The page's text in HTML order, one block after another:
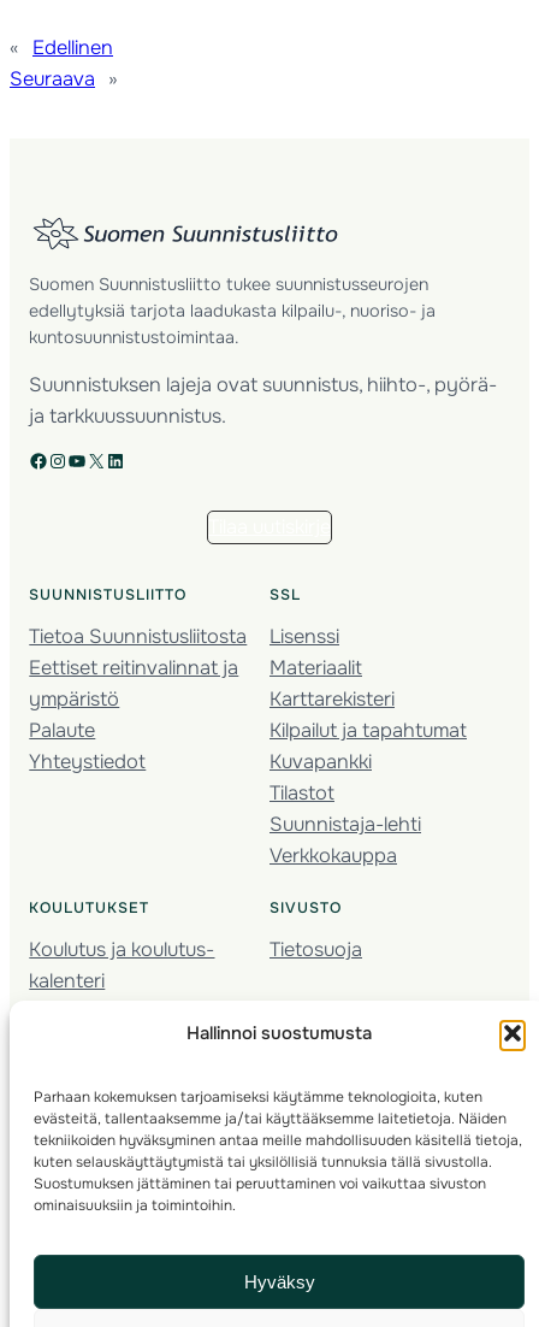
Hallinnoi suostumusta
Parhaan kokemuksen tarjoamiseksi käytämme teknologioita, kuten
evästeitä, tallentaaksemme ja/tai käyttääksemme laitetietoja. Näiden
tekniikoiden hyväksyminen antaa meille mahdollisuuden käsitellä tietoja,
kuten selauskäyttäytymistä tai yksilöllisiä tunnuksia tällä sivustolla.
Suostumuksen jättäminen tai peruuttaminen voi vaikuttaa sivuston
ominaisuuksiin ja toimintoihin.
Hyväksy
«
Edellinen
Seuraava
»
Suomen Suunnistusliitto tukee suunnistusseurojen
edellytyksiä tarjota laadukasta kilpailu-, nuoriso- ja
kuntosuunnistustoimintaa.
Suunnistuksen lajeja ovat suunnistus, hiihto-, pyörä-
ja tarkkuussuunnistus.
Facebook Instagram YouTube X LinkedIn
SUUNNISTUSLIITTO
Tietoa Suunnistusliitosta
Eettiset reitinvalinnat ja
ympäristö
Palaute
Yhteystiedot
SSL
Lisenssi
Materiaalit
Karttarekisteri
Kilpailut ja tapahtumat
Kuvapankki
Tilastot
Suunnistaja-lehti
Verkkokauppa
KOULUTUKSET
Koulutus ja koulutus­
kalenteri
Seura­kehittäminen
Kartoitus
Ratamestari
SIVUSTO
Tietosuoja
© 2025 ·Suomen Suunnistusliitto· Valimotie 10, 00380 Helsinki, Finland
info(a)suunnistusliitto.fi,Rastilipun asiat: rastilippu(a)suunnistusliitto.fi
Kilpailut ja kuntorastit – Rastilippu:::Rastilipun ohjeet